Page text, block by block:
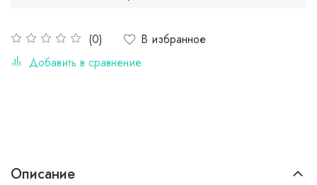
(0)
В избранное
Добавить в сравнение
Описание